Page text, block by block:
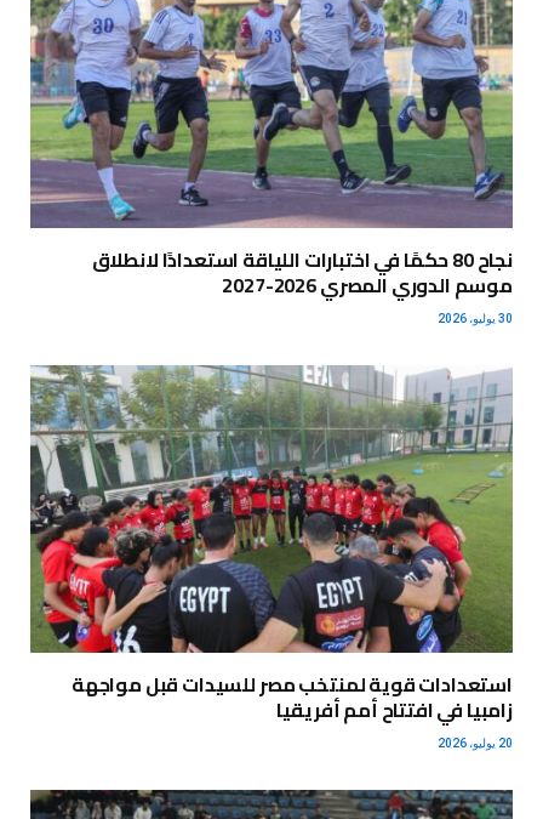
نجاح 80 حكمًا في اختبارات اللياقة استعدادًا لانطلاق
موسم الدوري المصري 2026-2027
30 يوليو، 2026
استعدادات قوية لمنتخب مصر للسيدات قبل مواجهة
زامبيا في افتتاح أمم أفريقيا
20 يوليو، 2026